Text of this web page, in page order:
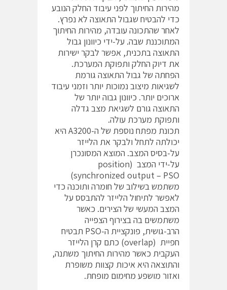
מהירות החיתוך לפני עיבוד החלק הנובע
כדי להבטיח שגבול התאוצה לא נפרץ.
לאחר שהתכונה עובדה, מהירות החיתוך
המתוכננת שבה. על-ידי כיוונון גבול
התאוצה בתכנית, אפשר לבקר ישירות
את דיוק החלק ותפוקת המערכת.
הפחתה של גבול התאוצה גורמת
לשגיאות מיצוב נמוכות יותר וזמני עיבוד
ארוכים יותר. כיוונון גבוה יותר של
התאוצה גורם לשגיאת מצב גדלה
ותפוקת מערכת עולה.
תכונת מפתח נוספת של ה-A3200 היא
יכולתה לתחל ולבקר את הלייזר
על-בסיס המצב. המוצא המסונכרן
על-ידי המצב (position
synchronized output – PSO)
משתמש בשילוב של חומרה ותוכנה כדי
לאפשר לתיחול הלייזר להתבסס על
המצב המעשי של הצירים. כאשר
משתמשים בה בצירוף הצפייה
הרב-גושית, פונקציית ה-PSO תבטיח
חפיית (overlap) כתם קרן הלייזר
העקבית כאשר מהירות החיתוך משתנה,
והתוצאה היא איכות קצוות משופרת
ואזור מושפע מחימום מופחת.